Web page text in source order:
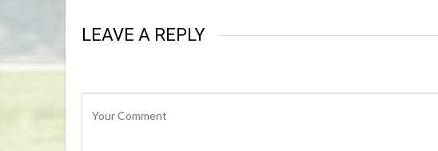
LEAVE A REPLY